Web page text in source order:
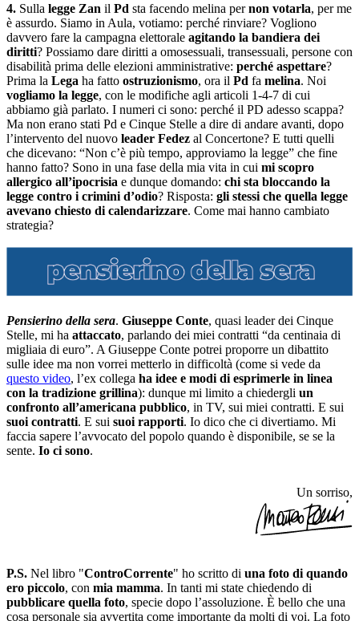
4. Sulla legge Zan il Pd sta facendo melina pernon votarla, per me
è assurdo. Siamo in Aula, votiamo: perché rinviare? Vogliono
davvero fare la campagna elettorale agitando la bandiera dei
diritti? Possiamo dare diritti a omosessuali, transessuali, persone con
disabilità prima delle elezioni amministrative: perché aspettare?
Prima la Lega ha fatto ostruzionismo, ora il Pd fa melina. Noi
vogliamo la legge, con le modifiche agli articoli 1-4-7 di cui
abbiamo già parlato. I numeri ci sono: perché il PD adesso scappa?
Ma non erano stati Pd e Cinque Stelle a dire di andare avanti, dopo
l’intervento del nuovo leader Fedez al Concertone? E tutti quelli
che dicevano: “Non c’è più tempo, approviamo la legge” che fine
hanno fatto? Sono in una fase della mia vita in cui mi scopro
allergico all’ipocrisia e dunque domando: chi sta bloccando la
legge contro i crimini d’odio? Risposta: gli stessi che quella legge
avevano chiesto di calendarizzare. Come mai hanno cambiato
strategia?
Pensierino della sera. Giuseppe Conte, quasi leader dei Cinque
Stelle, mi ha attaccato, parlando dei miei contratti “da centinaia di
migliaia di euro”. A Giuseppe Conte potrei proporre un dibattito
sulle idee ma non vorrei metterlo in difficoltà (come si vede da
questo video, l’ex collega ha idee e modi di esprimerle in linea
con la tradizione grillina): dunque mi limito a chiedergli un
confronto all’americana pubblico, in TV, sui miei contratti. E sui
suoi contratti. E sui suoi rapporti. Io dico che ci divertiamo. Mi
faccia sapere l’avvocato del popolo quando è disponibile, se se la
sente. Io ci sono.
Un sorriso,
P.S. Nel libro "ControCorrente" ho scritto di una foto di quando
ero piccolo, con mia mamma. In tanti mi state chiedendo di
pubblicare quella foto, specie dopo l’assoluzione. È bello che una
cosa personale sia avvertita come importante da molti di voi. La foto